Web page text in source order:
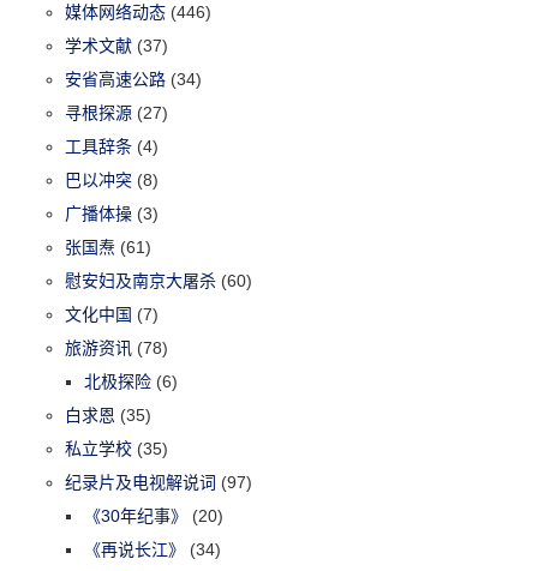
媒体网络动态 (446)
学术文献 (37)
安省高速公路 (34)
寻根探源 (27)
工具辞条 (4)
巴以冲突 (8)
广播体操 (3)
张国焘 (61)
慰安妇及南京大屠杀 (60)
文化中国 (7)
旅游资讯 (78)
北极探险 (6)
白求恩 (35)
私立学校 (35)
纪录片及电视解说词 (97)
《30年纪事》
(20)
《再说长江》
(34)